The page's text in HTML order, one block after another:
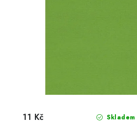
Skladem
11 Kč